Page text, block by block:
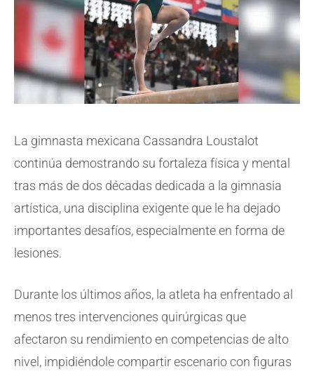
La gimnasta mexicana Cassandra Loustalot
continúa demostrando su fortaleza física y mental
tras más de dos décadas dedicada a la gimnasia
artística, una disciplina exigente que le ha dejado
importantes desafíos, especialmente en forma de
lesiones.
Durante los últimos años, la atleta ha enfrentado al
menos tres intervenciones quirúrgicas que
afectaron su rendimiento en competencias de alto
nivel, impidiéndole compartir escenario con figuras